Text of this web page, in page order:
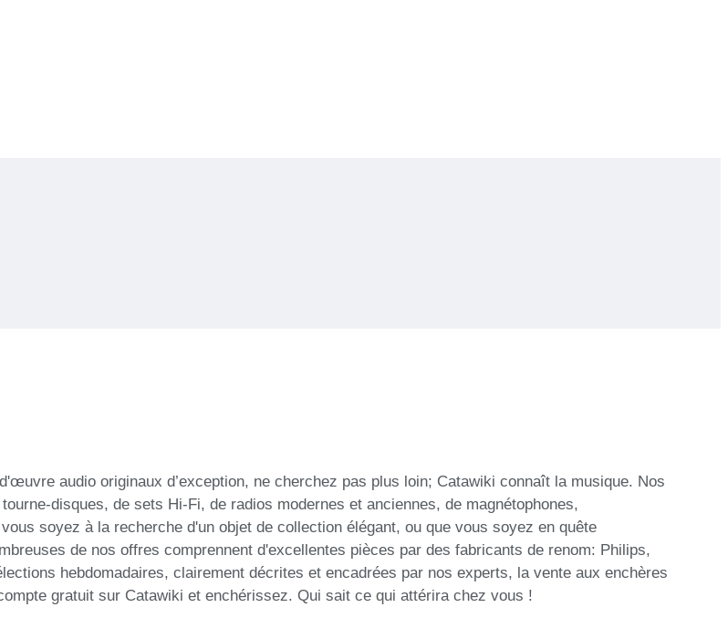
audio originaux d’exception, ne cherchez pas plus loin; Catawiki connaît la musique. Nos
disques, de sets Hi-Fi, de radios modernes et anciennes, de magnétophones,
soyez à la recherche d'un objet de collection élégant, ou que vous soyez en quête
de nos offres comprennent d'excellentes pièces par des fabricants de renom: Philips,
hebdomadaires, clairement décrites et encadrées par nos experts, la vente aux enchères
gratuit sur Catawiki et enchérissez. Qui sait ce qui attérira chez vous !